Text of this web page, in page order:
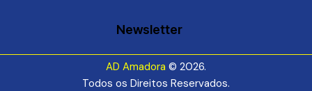
Newsletter
AD Amadora © 2026.
Todos os Direitos Reservados.